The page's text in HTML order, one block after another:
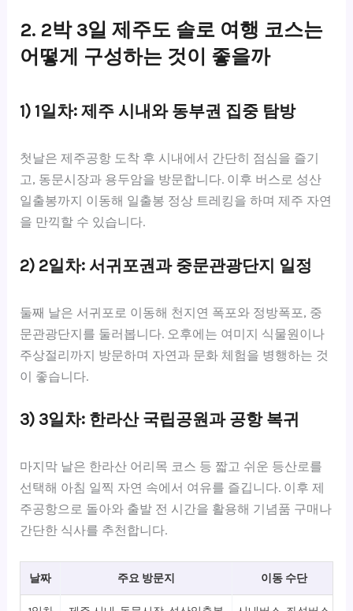
2. 2박 3일 제주도 솔로 여행 코스는
어떻게 구성하는 것이 좋을까
1) 1일차: 제주 시내와 동부권 집중 탐방
첫날은 제주공항 도착 후 시내에서 간단히 점심을 즐기
고, 동문시장과 용두암을 방문합니다. 이후 버스로 성산
일출봉까지 이동해 일출봉 정상 트레킹을 하며 제주 자연
을 만끽할 수 있습니다.
2) 2일차: 서귀포권과 중문관광단지 일정
둘째 날은 서귀포로 이동해 천지연 폭포와 정방폭포, 중
문관광단지를 둘러봅니다. 오후에는 여미지 식물원이나
주상절리까지 방문하며 자연과 문화 체험을 병행하는 것
이 좋습니다.
3) 3일차: 한라산 국립공원과 공항 복귀
마지막 날은 한라산 어리목 코스 등 짧고 쉬운 등산로를
선택해 아침 일찍 자연 속에서 여유를 즐깁니다. 이후 제
주공항으로 돌아와 출발 전 시간을 활용해 기념품 구매나
간단한 식사를 추천합니다.
날짜 주요 방문지 이동 수단